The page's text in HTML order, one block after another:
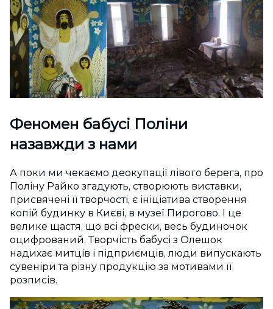
Феномен бабусі Поліни
назавжди з нами
А поки ми чекаємо деокупації лівого берега, про
Поліну Райко згадують, створюють виставки,
присвячені її творчості, є ініціатива створення
копій будинку в Києві, в музеї Пирогово. І це
велике щастя, що всі фрески, весь будиночок
оцифрований. Творчість бабусі з Олешок
надихає митців і підприємців, люди випускають
сувеніри та різну продукцію за мотивами її
розписів.